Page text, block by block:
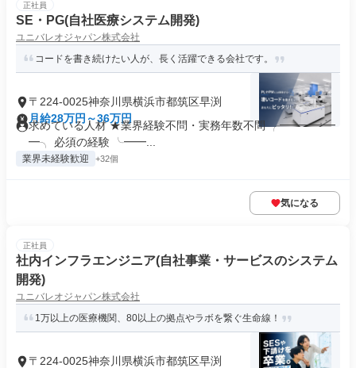
正社員
SE・PG(自社医療システム開発)
ユニバレオジャパン株式会社
コードを書き続けたい人が、長く活躍できる会社です。
〒224-0025神奈川県横浜市都筑区早渕
月給28万円～36万円
求めている人材 ★業界経験不問・実務年数不問 ╭━━━━━
━╮ 必須の経験 ╰━━...
業界未経験歓迎 +32個
気になる
正社員
社内インフラエンジニア(自社事業・サービスのシステム
開発)
ユニバレオジャパン株式会社
1万以上の医療機関、80以上の拠点やラボを繋ぐ生命線！
〒224-0025神奈川県横浜市都筑区早渕